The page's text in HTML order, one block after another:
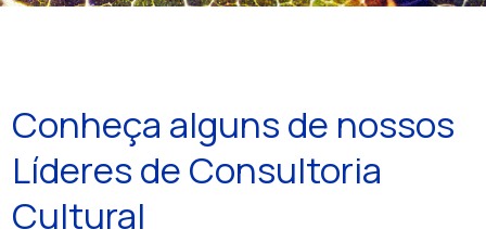
Conheça alguns de nossos
Líderes de Consultoria
Cultural